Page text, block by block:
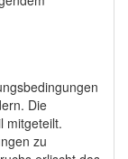
Die
mitgeteilt.
zu